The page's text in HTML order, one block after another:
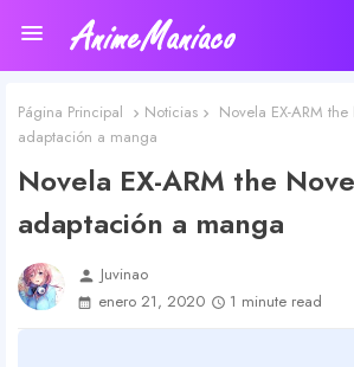
Página Principal Noticias
Novela EX-ARM
adaptación a manga
Novela EX-ARM the
adaptación a manga
person Juvinao
enero 21, 2020
1 minute read